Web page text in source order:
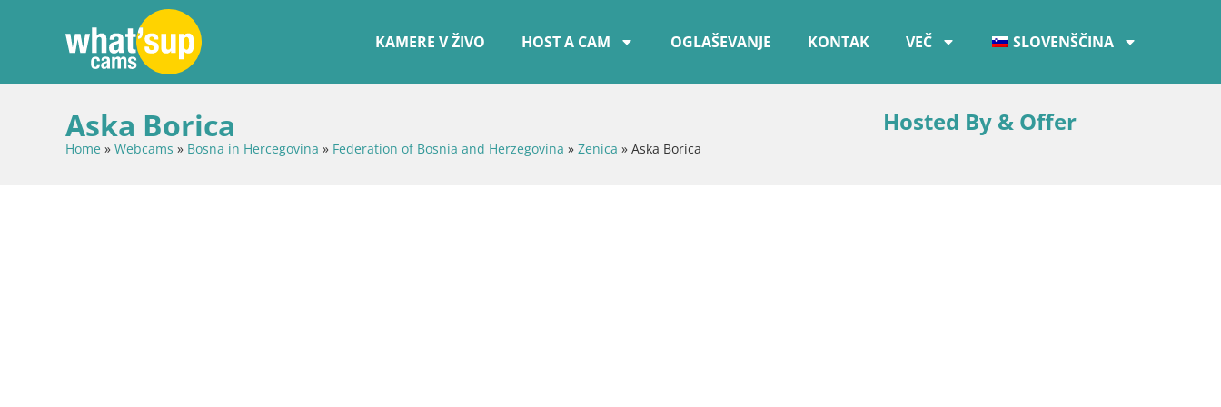
KAMERE V ŽIVO HOST A CAM OGLAŠEVANJE KONTAK VEČ SLOVENŠČINA
Aska Borica
Home » Webcams » Bosna in Hercegovina » Federation of Bosnia and Herzegovina » Zenica » Aska Borica
Hosted By & Offer